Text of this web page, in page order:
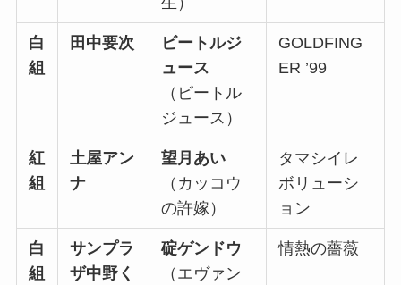
白
組
田中要次
ビートルジ
ュース
（ビートル
ジュース）
GOLDFING
ER ’99
紅
組
土屋アン
ナ
望月あい
（カッコウ
の許嫁）
タマシイレ
ボリューシ
ョン
白
組
サンプラ
ザ中野く
碇ゲンドウ
（エヴァン
情熱の薔薇